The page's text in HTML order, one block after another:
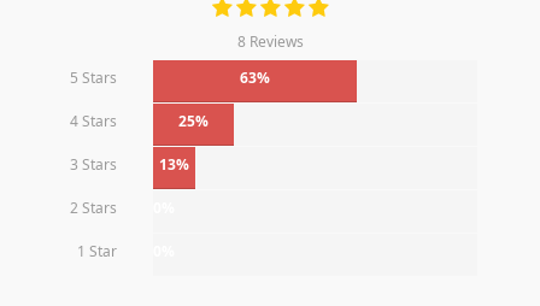
8 Reviews
5 Stars
63%
4 Stars 25%
3 Stars 13%
2 Stars
1 Star